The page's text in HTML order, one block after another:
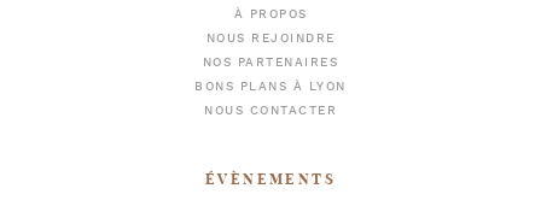
À PROPOS
NOUS REJOINDRE
NOS PARTENAIRES
BONS PLANS À LYON
NOUS CONTACTER
ÉVÈNEMENTS